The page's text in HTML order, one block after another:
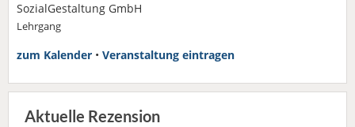
SozialGestaltung GmbH
Lehrgang
zum Kalender • Veranstaltung eintragen
Aktuelle Rezension